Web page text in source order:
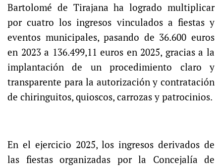
Bartolomé de Tirajana ha logrado multiplicar
por cuatro los ingresos vinculados a fiestas y
eventos municipales, pasando de 36.600 euros
en 2023 a 136.499,11 euros en 2025, gracias a la
implantación de un procedimiento claro y
transparente para la autorización y contratación
de chiringuitos, quioscos, carrozas y patrocinios.
En el ejercicio 2025, los ingresos derivados de
las fiestas organizadas por la Concejalía de